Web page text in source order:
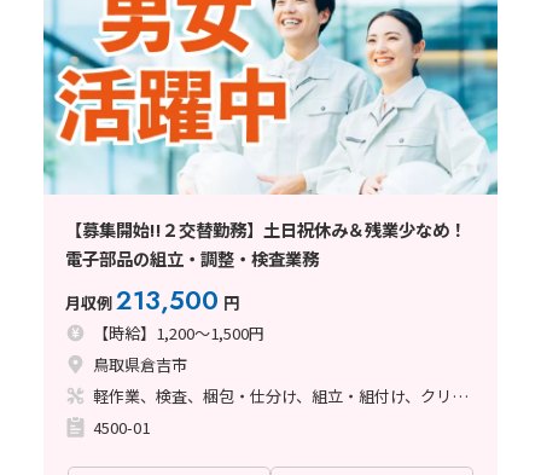
【募集開始!!２交替勤務】土日祝休み＆残業少なめ！
電子部品の組立・調整・検査業務
月収例213,500 円
【時給】1,200～1,500円
鳥取県倉吉市
軽作業、検査、梱包・仕分け、組立・組付け、クリーンルーム、ライン作業、ハンダ付け、立ち作業
4500-01